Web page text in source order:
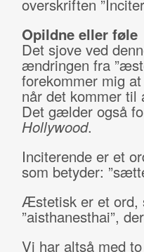
overskriften
Opildne eller føle
Det sjove ved
ændringen fra
forekommer mig
når det kommer til
Det gælder også
Hollywood.
Inciterende er et
som betyder:
Æstetisk er et ord,
”aisthanesthai”,
Vi har altså med